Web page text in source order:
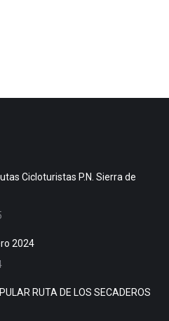
Cicloturistas P.N. Sierra de
2024
RUTA DE LOS SECADEROS